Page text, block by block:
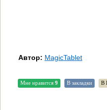
Автор: MagicTablet
Мне нравится 9 В закладки В